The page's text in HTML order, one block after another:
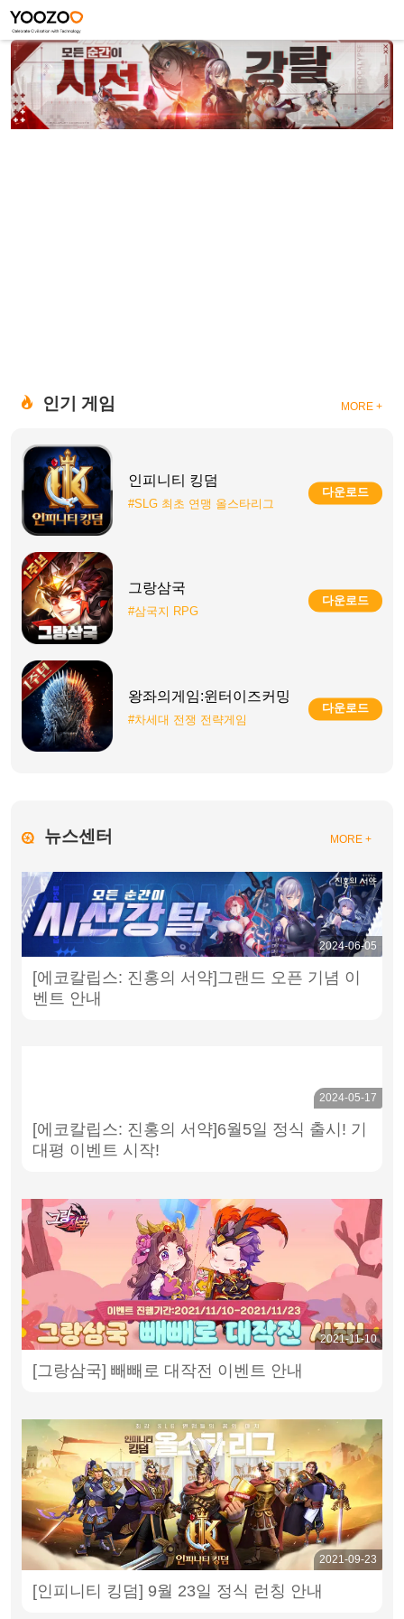
인기 게임 MORE +
인피니티 킹덤
#SLG 최초 연맹 올스타리그
다운로드
그랑삼국
#삼국지 RPG
다운로드
왕좌의게임:윈터이즈커밍
#차세대 전쟁 전략게임
다운로드
뉴스센터 MORE +
2024-06-05
[에코칼립스: 진홍의 서약]그랜드 오픈 기념 이
벤트 안내
2024-05-17
[에코칼립스: 진홍의 서약]6월5일 정식 출시! 기
대평 이벤트 시작!
2021-11-10
[그랑삼국] 빼빼로 대작전 이벤트 안내
2021-09-23
[인피니티 킹덤] 9월 23일 정식 런칭 안내